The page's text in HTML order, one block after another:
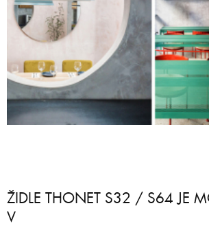
ŽIDLE THONET S32 / S64 JE
V